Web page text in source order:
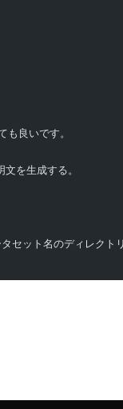
良いです。
を生成する。
ット名のディレクト